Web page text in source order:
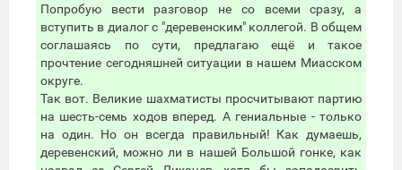
Попробую вести разговор не со всеми сразу, а
вступить в диалог с "деревенским" коллегой. В общем
соглашаясь по сути, предлагаю ещё и такое
прочтение сегодняшней ситуации в нашем Миасском
округе.
Так вот. Великие шахматисты просчитывают партию
на шесть-семь ходов вперед. А гениальные - только
на один. Но он всегда правильный! Как думаешь,
деревенский, можно ли в нашей Большой гонке, как